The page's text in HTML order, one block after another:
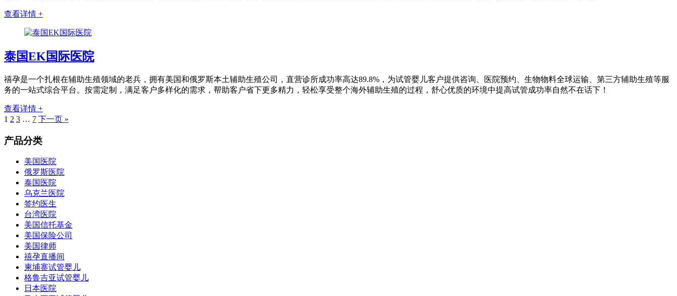
查看详情 +
泰国EK国际医院
禧孕是一个扎根在辅助生殖领域的老兵，拥有美国和俄罗斯本土辅助生殖公司，直营诊所成功率高达89.8%，为试管婴儿客户提供咨询、医院预约、生物物料全球运输、第三方辅助生殖等服
务的一站式综合平台。按需定制，满足客户多样化的需求，帮助客户省下更多精力，轻松享受整个海外辅助生殖的过程，舒心优质的环境中提高试管成功率自然不在话下！
查看详情 +
1 2 3 … 7 下一页 »
产品分类
美国医院
俄罗斯医院
泰国医院
乌克兰医院
签约医生
台湾医院
美国信托基金
美国保险公司
美国律师
禧孕直播间
柬埔寨试管婴儿
格鲁吉亚试管婴儿
日本医院